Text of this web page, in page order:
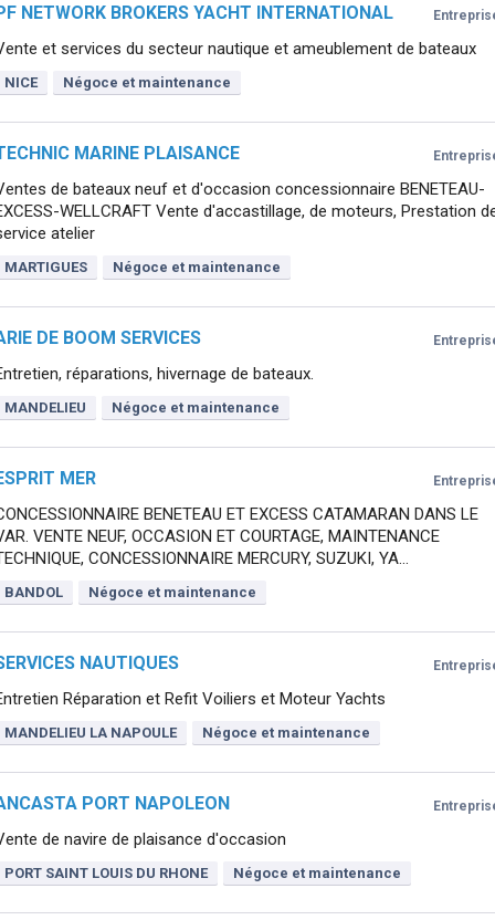
NETWORK BROKERS YACHT INTERNATIONAL
et services du secteur nautique et ameublement de bateaux
NICE Négoce et maintenance
MARINE PLAISANCE
de bateaux neuf et d'occasion concessionnaire BENETEAU-
WELLCRAFT Vente d'accastillage, de moteurs, Prestation
atelier
MARTIGUES Négoce et maintenance
DE BOOM SERVICES
réparations, hivernage de bateaux.
MANDELIEU Négoce et maintenance
MER
BENETEAU ET EXCESS CATAMARAN DANS LE
VENTE NEUF, OCCASION ET COURTAGE, MAINTENANCE
CONCESSIONNAIRE MERCURY, SUZUKI, YA...
BANDOL Négoce et maintenance
NAUTIQUES
Réparation et Refit Voiliers et Moteur Yachts
MANDELIEU LA NAPOULE Négoce et maintenance
PORT NAPOLEON
de navire de plaisance d'occasion
PORT SAINT LOUIS DU RHONE Négoce et maintenance